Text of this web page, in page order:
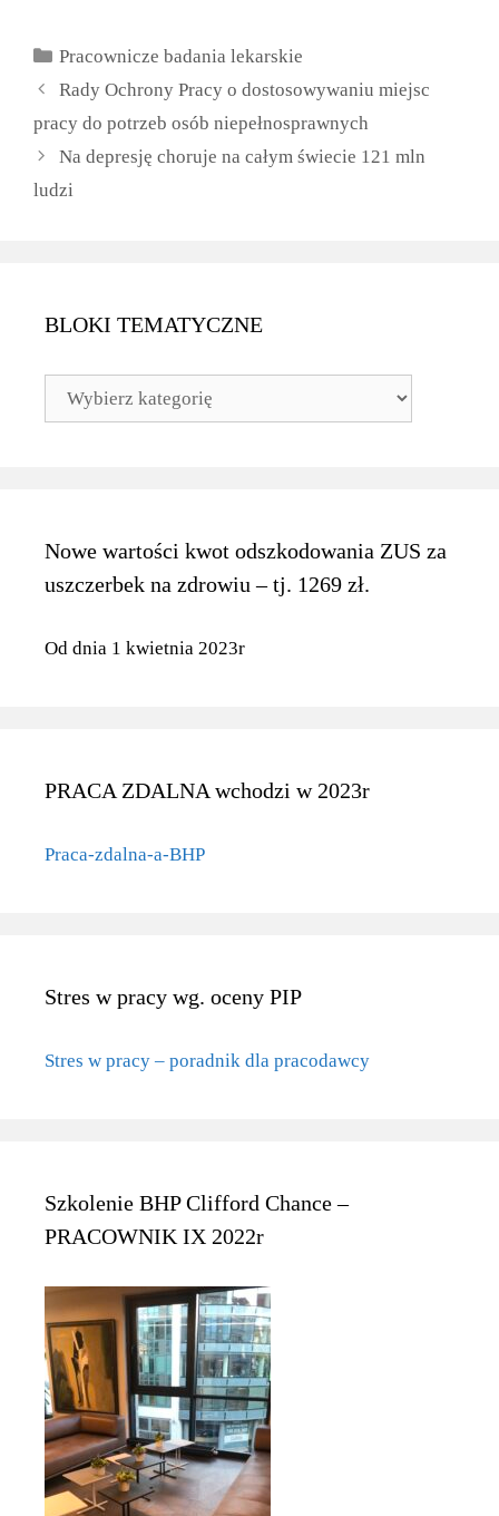
Kategorie
Pracownicze badania lekarskie
Rady Ochrony Pracy o dostosowywaniu miejsc
pracy do potrzeb osób niepełnosprawnych
Na depresję choruje na całym świecie 121 mln
ludzi
BLOKI TEMATYCZNE
BLOKI
TEMATYCZNE
Nowe wartości kwot odszkodowania ZUS za
uszczerbek na zdrowiu – tj. 1269 zł.
Od dnia 1 kwietnia 2023r
PRACA ZDALNA wchodzi w 2023r
Praca-zdalna-a-BHP
Stres w pracy wg. oceny PIP
Stres w pracy – poradnik dla pracodawcy
Szkolenie BHP Clifford Chance –
PRACOWNIK IX 2022r